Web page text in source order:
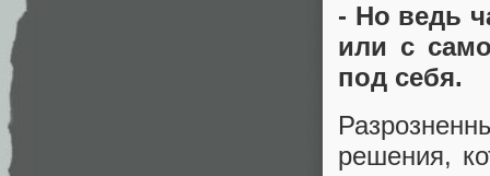
- Но ведь
или с
под себя.
решения,